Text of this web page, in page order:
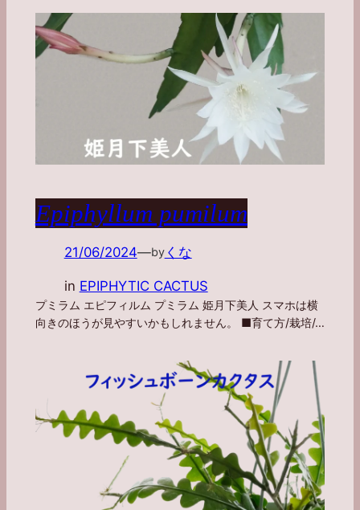
Epiphyllum pumilum
21/06/2024—byくな
in EPIPHYTIC CACTUS
プミラム エピフィルム プミラム 姫月下美人 スマホは横
向きのほうが見やすいかもしれません。 ■育て方/栽培/…